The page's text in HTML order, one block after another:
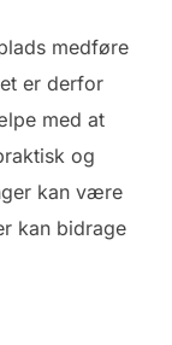
medføre
er derfor
med at
og
kan være
kan bidrage